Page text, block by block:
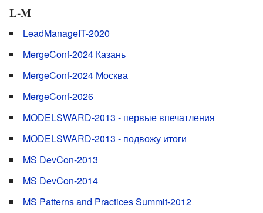
L-M
LeadManageIT-2020
MergeConf-2024 Казань
MergeConf-2024 Москва
MergeConf-2026
MODELSWARD-2013 - первые впечатления
MODELSWARD-2013 - подвожу итоги
MS DevCon-2013
MS DevCon-2014
MS Patterns and Practices Summit-2012